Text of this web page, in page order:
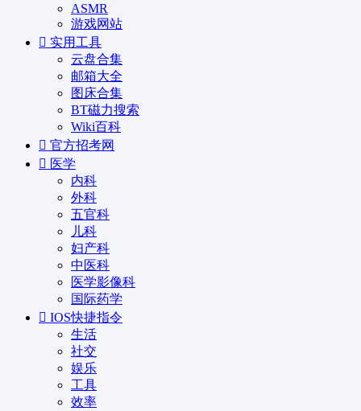
ASMR
游戏网站
实用工具
云盘合集
邮箱大全
图床合集
BT磁力搜索
Wiki百科
官方招考网
医学
内科
外科
五官科
儿科
妇产科
中医科
医学影像科
国际药学
IOS快捷指令
生活
社交
娱乐
工具
效率